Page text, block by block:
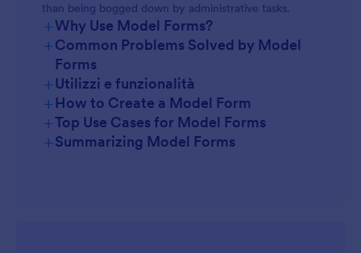
than being bogged down by administrative tasks.
+Why Use Model Forms?
+Common Problems Solved by Model
Forms
+Utilizzi e funzionalità
+How to Create a Model Form
+Top Use Cases for Model Forms
For Managers
+Summarizing Model Forms